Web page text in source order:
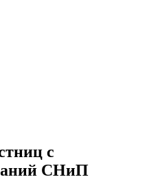
с
СНиП